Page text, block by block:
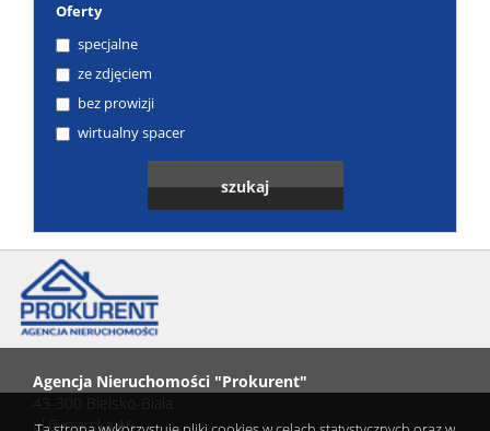
Oferty
specjalne
ze zdjęciem
bez prowizji
wirtualny spacer
Agencja Nieruchomości "Prokurent"
43-300 Bielsko-Biała
ul.Cyniarska 16